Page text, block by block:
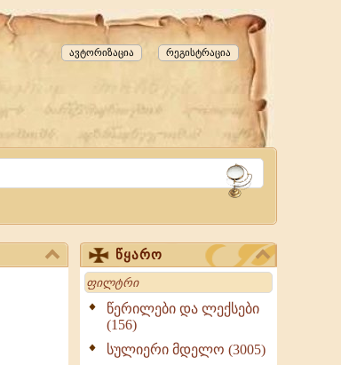
რეგისტრაცია
ავტორიზაცია
წყარო
Search
წერილები და ლექსები
(156)
სულიერი მდელო (3005)